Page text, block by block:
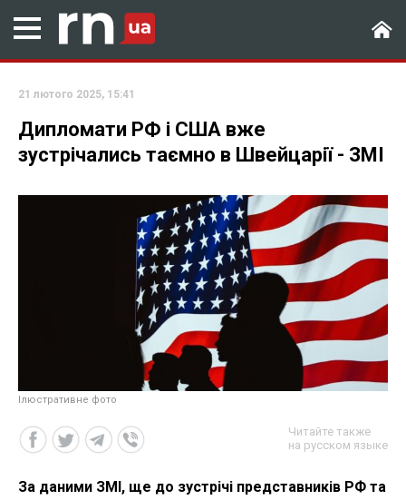
21 лютого 2025, 15:41
Дипломати РФ і США вже
зустрічались таємно в Швейцарії - ЗМІ
Ілюстративне фото
Читайте также
на русском языке
За даними ЗМІ, ще до зустрічі представників РФ та